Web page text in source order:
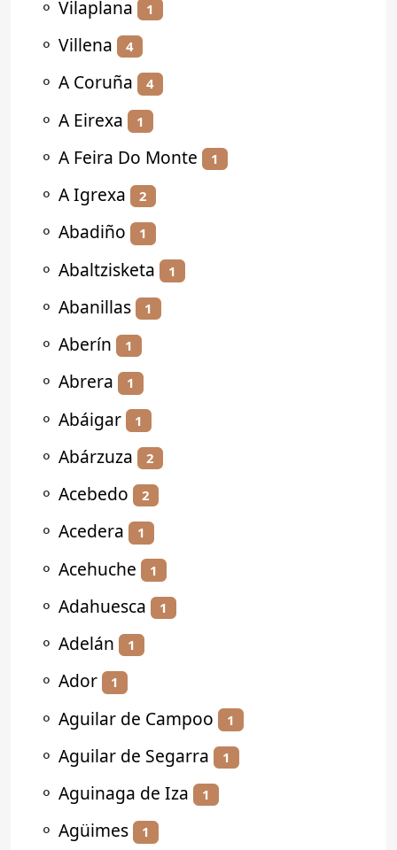
⚬ Vilaplana 1
⚬ Villena 4
⚬ A Coruña 4
⚬ A Eirexa 1
⚬ A Feira Do Monte 1
⚬ A Igrexa 2
⚬ Abadiño 1
⚬ Abaltzisketa 1
⚬ Abanillas 1
⚬ Aberín 1
⚬ Abrera 1
⚬ Abáigar 1
⚬ Abárzuza 2
⚬ Acebedo 2
⚬ Acedera 1
⚬ Acehuche 1
⚬ Adahuesca 1
⚬ Adelán 1
⚬ Ador 1
⚬ Aguilar de Campoo 1
⚬ Aguilar de Segarra 1
⚬ Aguinaga de Iza 1
⚬ Agüimes 1